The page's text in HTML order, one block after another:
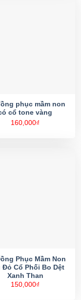
phục mầm non
cổ tone vàng
160,000₫
Phục Mầm Non
Đỏ Cổ Phối Bo Dệt
Xanh Than
150,000₫